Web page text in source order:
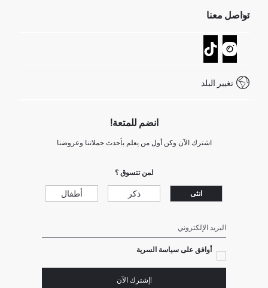
GIFT CLUB
عمليات الارجاع و الاستبدال السهلة
تتبع الشحنة
كيف يمكنك التسوق في ديفاكتو ؟
كيف تدفع في ديفاكتو؟
شروط المنافسة
تواصل معنا
نموذج الاتصال
خدمة العملاء
Call Center 19782
تغيير البلد
انضم للمتعة!
اشترك الآن وكن أول من يعلم بأحدث حملاتنا وعروضنا
لمن تتسوق ؟
انثى ذكر أطفال
البريد الإلكتروني
أوافق على سياسة السرية
!إشترك الآن